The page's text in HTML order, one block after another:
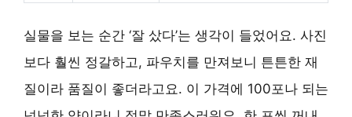
실물을 보는 순간 ‘잘 샀다’는 생각이 들었어요. 사진
보다 훨씬 정갈하고, 파우치를 만져보니 튼튼한 재
질이라 품질이 좋더라고요. 이 가격에 100포나 되는